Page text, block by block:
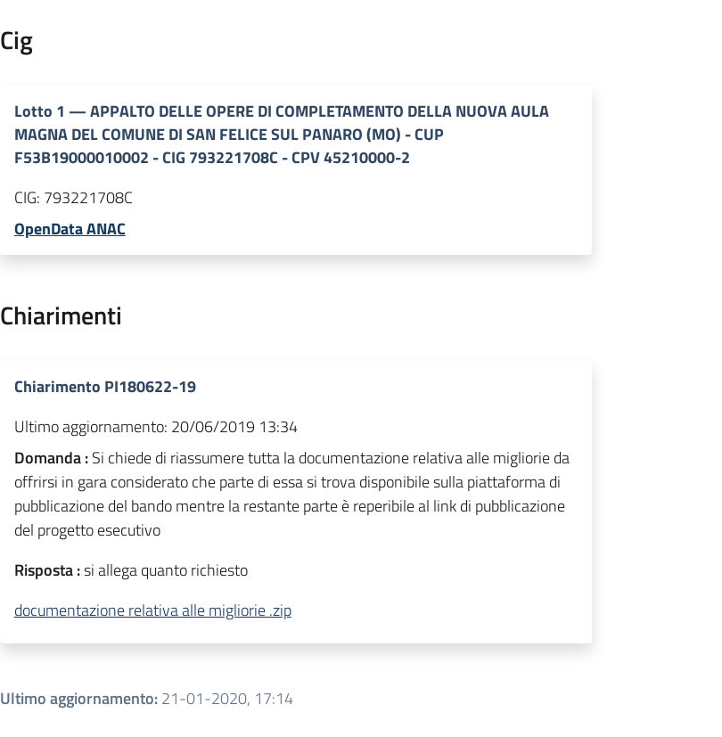
Cig
Lotto 1 —APPALTO DELLE OPERE DI COMPLETAMENTO DELLA NUOVA AULA
MAGNA DEL COMUNE DI SAN FELICE SUL PANARO (MO) - CUP
F53B19000010002 - CIG 793221708C - CPV 45210000-2
CIG: 793221708C
OpenData ANAC
Chiarimenti
Chiarimento PI180622-19
Ultimo aggiornamento: 20/06/2019 13:34
Domanda :Si chiede di riassumere tutta la documentazione relativa alle migliorie da
offrirsi in gara considerato che parte di essa si trova disponibile sulla piattaforma di
pubblicazione del bando mentre la restante parte è reperibile al link di pubblicazione
del progetto esecutivo
Risposta :si allega quanto richiesto
documentazione relativa alle migliorie .zip
Ultimo aggiornamento:21-01-2020, 17:14